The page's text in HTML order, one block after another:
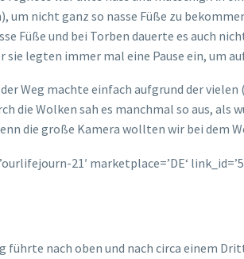
nicht ganz so nasse Füße zu
Füße und bei Torben dauerte es auch
legten immer mal eine Pause ein, um
Weg machte einfach aufgrund der
die Wolken sah es manchmal so aus, als
die große Kamera wollten wir bei dem
21′ marketplace=’DE‘
führte nach oben und nach circa einem